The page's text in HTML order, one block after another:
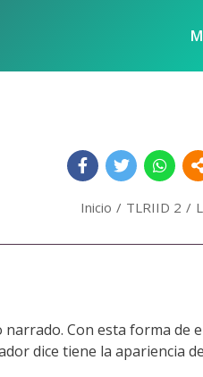
Inicio TLRIID 2
Con esta forma de
dice tiene la apariencia